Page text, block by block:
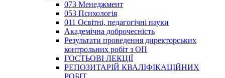
073 Менеджмент
053 Психологія
011 Освітні, педагогічні науки
Академічна доброчесність
Результати проведення директорських
контрольних робіт з ОП
ГОСТЬОВІ ЛЕКЦІЇ
РЕПОЗИТАРІЙ КВАЛІФІКАЦІЙНИХ
РОБІТ